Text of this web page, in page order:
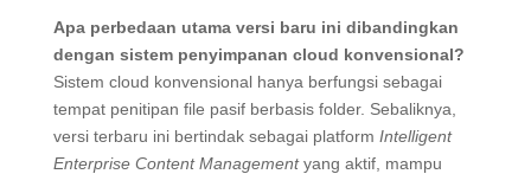
Apa perbedaan utama versi baru ini dibandingkan
dengan sistem penyimpanan cloud konvensional?
Sistem cloud konvensional hanya berfungsi sebagai
tempat penitipan file pasif berbasis folder. Sebaliknya,
versi terbaru ini bertindak sebagai platform Intelligent
Enterprise Content Managementyang aktif, mampu